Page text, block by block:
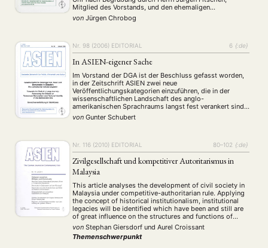
Mitglied des Vorstands, und den ehemaligen
Vorsitzenden der DGA, Herrn Hans-Ulrich Klose, MdB
Lieber Herr Klose, meine Damen und Herren. Ich freue
von Jürgen Chrobog
Nr. 98 (2006) EDITORIAL 6 {:de}
In ASIEN-eigener Sache
Im Vorstand der DGA ist der Beschluss gefasst worden,
in der Zeitschrift ASIEN zwei neue
Veröffentlichungskategorien einzuführen, die in der
wissenschaftlichen Landschaft des anglo-
amerikanischen Sprachraums langst fest verankert sind.
Interessierte Autoren und Autorinnen sind aufgefordert,
zukünftig neben den üblichen wissenschaftlichen Artikeln
zu herkömmlichen …
von Gunter Schubert
Nr. 116 (2010) EDITORIAL 80–102 {:de}
Zivilgesellschaft und kompetitiver Autoritarismus in
Malaysia
This article analyses the development of civil society in
Malaysia under competitive-authoritarian rule. Applying
the concept of historical institutionalism, institutional
legacies will be identified which have been and still are
of great influence on the structures and functions of
Malaysian civil society. The study shows that civil
society changed profoundly since 1957, with regard to …
von Stephan Giersdorf und Aurel Croissant
Themenschwerpunkt